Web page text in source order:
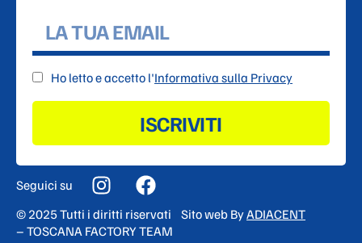
Ho letto e accetto l'Informativa sulla Privacy
ISCRIVITI
Seguici su
© 2025 Tutti i diritti riservati
– TOSCANA FACTORY TEAM
Sito web ByADIACENT